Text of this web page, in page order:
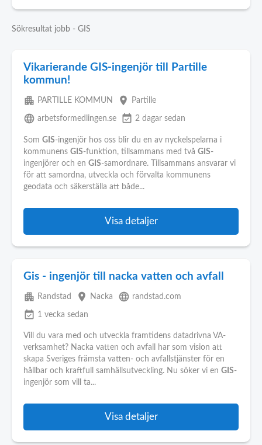
Sökresultat jobb - GIS
Vikarierande GIS-ingenjör till Partille
kommun!
apartment PARTILLE KOMMUN place Partille
language arbetsformedlingen.se event_available 2 dagar sedan
Som GIS-ingenjör hos oss blir du en av nyckelspelarna i
kommunens GIS-funktion, tillsammans med två GIS-
ingenjörer och en GIS-samordnare. Tillsammans ansvarar vi
för att samordna, utveckla och förvalta kommunens
geodata och säkerställa att både...
Visa detaljer
Gis - ingenjör till nacka vatten och avfall
apartment Randstad place Nacka language randstad.com
event_available 1 vecka sedan
Vill du vara med och utveckla framtidens datadrivna VA-
verksamhet? Nacka vatten och avfall har som vision att
skapa Sveriges främsta vatten- och avfallstjänster för en
hållbar och kraftfull samhällsutveckling. Nu söker vi en GIS-
ingenjör som vill ta...
Visa detaljer